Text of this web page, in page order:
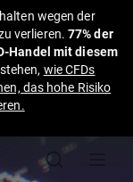
wegen der
verlieren.77% der
Handel mit diesem
wie CFDs
das hohe Risiko